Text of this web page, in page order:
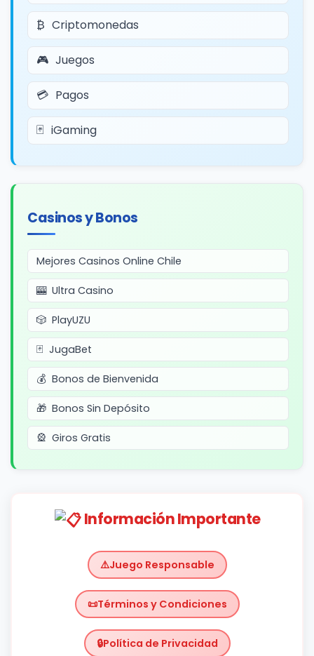
Criptomonedas
Juegos
Pagos
iGaming
Casinos y Bonos
Mejores Casinos Online Chile
Ultra Casino
PlayUZU
JugaBet
Bonos de Bienvenida
Bonos Sin Depósito
Giros Gratis
Información Importante
Juego Responsable
Términos y Condiciones
Política de Privacidad